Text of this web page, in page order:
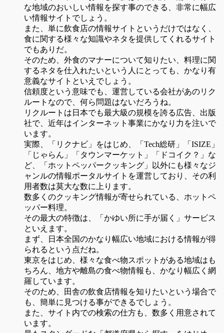
な地域のおいしい情報を探す事のできる、非常に幅広
い情報サイトでしょう。
また、単に飲食店の情報サイトというだけではなく、
食に関する様々な知識やネタを提供してくれるサイト
でもありだ。
そのため、外食のマナーについて知りたい、料理に関
するネタを仕入れたいという人にとっても、かなり有
意義なサイトといえでしょう。
信頼度という意味でも、運営している会社があのリク
ルートなので、何ら問題はないだろうね。
リクルートは日本でも最大級の規模を誇る広告、出版
社で、近年はインターネット事業にかなり力を注いで
います。
実際、「リクナビ」をはじめ、「Tech総研」「ISIZE」
「じゃらん」「タウンマーケット」「ドコイク？」な
ど、「ホットペッパークッキング」以外にも様々なジ
ャンルの情報ポータルサイトを運営しており、その利
用者数は莫大な数に上ります。
数多くのクッキング情報が寄せられている、ホットペ
ッパー料理。
その最大の特徴は、「かゆい所に手が届く」サービス
といえます。
まず、日本全国のかなり幅広い地域における情報が得
られるという点だね。
東京をはじめ、様々な食べ物スポットがある地域はも
ちろん、地方や離島の食べ物情報も、かなり幅広く網
羅しています。
そのため、田舎の飲食店情報を知りたいという場合で
も、簡単に見つける事ができるでしょう。
また、サイト内での検索の仕方も、数多く用意されて
います。